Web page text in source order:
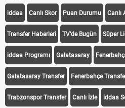
iddaa Canlı Skor Puan Durumu Canlı
Transfer Haberleri TV'de Bugün Süper
iddaa Programı Galatasaray
Galatasaray Transfer Fenerbahçe
Trabzonspor Transfer Canlı İzle iddaa